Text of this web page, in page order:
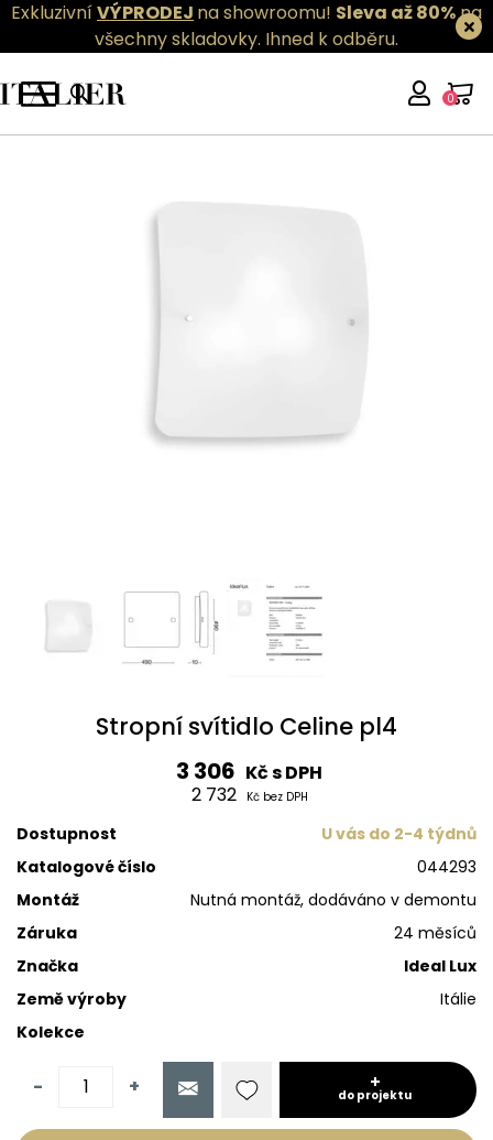
ExkluzivníVÝPRODEJ na showroomu! Sleva až 80%na
všechny skladovky. Ihned k odběru.
0
Stropní svítidlo Celine pl4
3 306 Kč s DPH
2 732
Kč bez DPH
Dostupnost
U vás do 2-4 týdnů
Katalogové číslo
044293
Montáž
Nutná montáž, dodáváno v demontu
Záruka
24 měsíců
Značka
Ideal Lux
Země výroby
Itálie
Kolekce
- + do projektu